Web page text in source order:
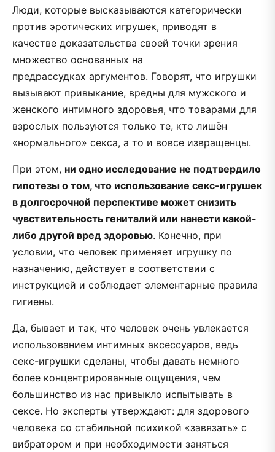
Люди, которые высказываются категорически
против эротических игрушек, приводят в
качестве доказательства своей точки зрения
множество основанных на
предрассудках аргументов. Говорят, что игрушки
вызывают привыкание, вредны для мужского и
женского интимного здоровья, что товарами для
взрослых пользуются только те, кто лишён
«нормального» секса, а то и вовсе извращенцы.
При этом, ни одно исследование не подтвердило
гипотезы о том, что использование секс-игрушек
в долгосрочной перспективе может снизить
чувствительность гениталий или нанести какой-
либо другой вред здоровью. Конечно, при
условии, что человек применяет игрушку по
назначению, действует в соответствии с
инструкцией и соблюдает элементарные правила
гигиены.
Да, бывает и так, что человек очень увлекается
использованием интимных аксессуаров, ведь
секс-игрушки сделаны, чтобы давать немного
более концентрированные ощущения, чем
большинство из нас привыкло испытывать в
сексе. Но эксперты утверждают: для здорового
человека со стабильной психикой «завязать» с
вибратором и при необходимости заняться